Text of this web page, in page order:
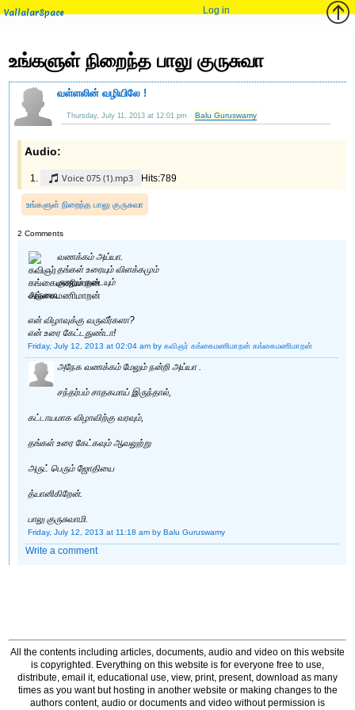
VallalarSpace Log in
உங்களுள் நிறைந்த பாலு குருசுவா
வள்ளலின் வழியிலே !
Thursday, July 11, 2013 at 12:01 pm Balu Guruswamy
Audio:
Voice 075 (1).mp3 Hits:789
உங்களுள் நிறைந்த பாலு குருசுவா
2 Comments
வணக்கம் அய்யா.
தங்கள் உரையும் விளக்கமும்
குரலும் நடையும்
அருமை.
என் விழாவுக்கு வருவீர்களா?
என் உரை கேட்டதுண்டா!
Friday, July 12, 2013 at 02:04 am by கவிஞர் கங்கைமணிமாறன் கங்கைமணிமாறன்
அநேக வணக்கம் மேலும் நன்றி அய்யா .
சந்தர்பம் சாதகமாய் இருந்தால்,
கட்டாயமாக விழாவிற்கு வரவும்,
தங்கள் உரை கேட்கவும் ஆவலுற்று
அருட் பெரும் ஜோதியை
த்யானிகிறேன்.
பாலு குருசுவாமி.
Friday, July 12, 2013 at 11:18 am by Balu Guruswamy
Write a comment
All the contents including articles, documents, audio and video on this website
is copyrighted. Everything on this website is for everyone free to use,
distribute, email it, educational use, view, print, present, download as many
times as you want but hosting in another website or making changes to the
authors content, audio or documents and video without permission is